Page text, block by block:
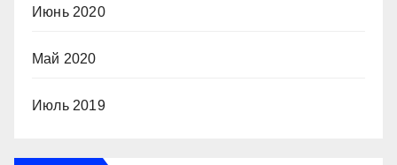
Июнь 2020
Май 2020
Июль 2019